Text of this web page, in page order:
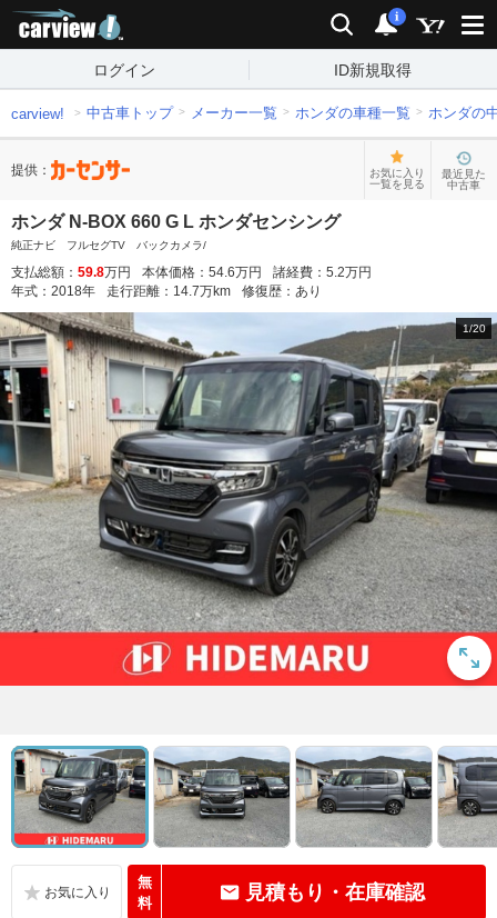
検索 通知
i
ログイン ID新規取得
carview! 中古車トップ メーカー一覧 ホンダの車種一覧 ホンダの
提供：
お気に入り
一覧を見る
最近見た
中古車
ホンダ N-BOX 660 G L ホンダセンシング
純正ナビ フルセグTV バックカメラ/
支払総額： 59.8万円 本体価格： 54.6万円 諸経費： 5.2万円
年式： 2018年 走行距離： 14.7万km 修復歴： あり
1/20
無
料
見積もり・在庫確認